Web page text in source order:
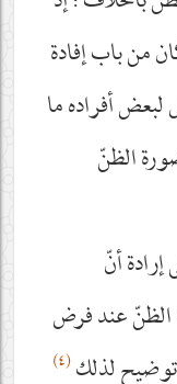
من باب إفادة
أفراده ما
الظنّ
أنّ
الظنّ عند فرض
لذلك(٤)